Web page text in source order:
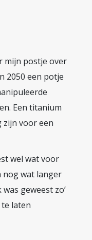
mijn postje over
2050 een potje
Een titanium
zijn voor een
wel wat voor
nog wat langer
geweest zo’
laten